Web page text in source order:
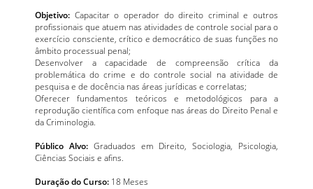
Objetivo: Capacitar o operador do direito criminal e outros
profissionais que atuem nas atividades de controle social para o
exercício consciente, crítico e democrático de suas funções no
âmbito processual penal;
Desenvolver a capacidade de compreensão crítica da
problemática do crime e do controle social na atividade de
pesquisa e de docência nas áreas jurídicas e correlatas;
Oferecer fundamentos teóricos e metodológicos para a
reprodução científica com enfoque nas áreas do Direito Penal e
da Criminologia.
Público Alvo:Graduados em Direito, Sociologia, Psicologia,
Ciências Sociais e afins.
Duração do Curso: 18 Meses